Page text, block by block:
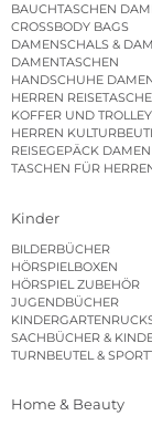
BAUCHTASCHEN
CROSSBODY BAGS
DAMENSCHALS &
DAMENTASCHEN
HANDSCHUHE
HERREN
KOFFER UND
HERREN
REISEGEPÄCK DAMEN
TASCHEN FÜR
Kinder
BILDERBÜCHER
HÖRSPIELBOXEN
HÖRSPIEL ZUBEHÖR
JUGENDBÜCHER
SACHBÜCHER &
TURNBEUTEL &
Home & Beauty